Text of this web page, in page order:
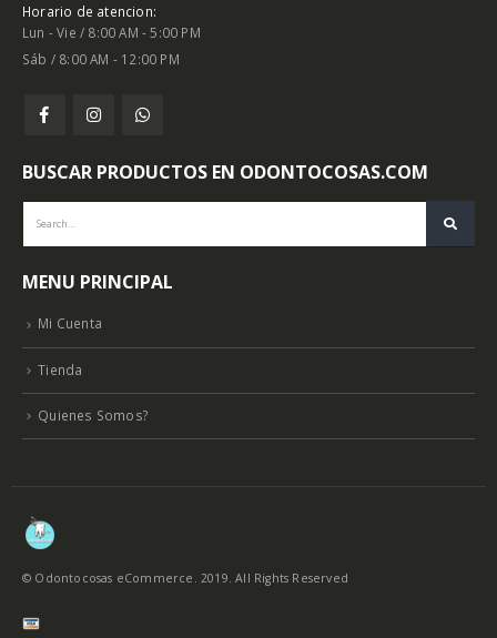
Horario de atencion:
Lun - Vie / 8:00 AM - 5:00 PM
Sáb / 8:00 AM - 12:00 PM
BUSCAR PRODUCTOS EN ODONTOCOSAS.COM
MENU PRINCIPAL
Mi Cuenta
Tienda
Quienes Somos?
© Odontocosas eCommerce. 2019. All Rights Reserved